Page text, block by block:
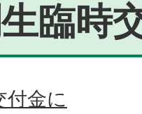
臨時
付金に